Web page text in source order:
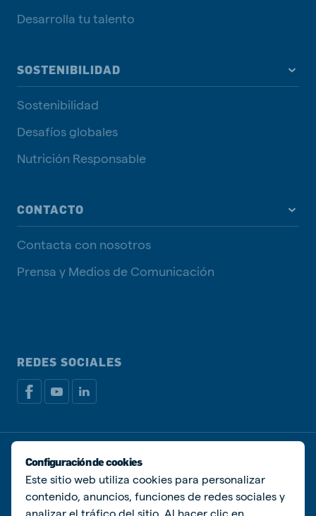
Desarrolla tu talento
SOSTENIBILIDAD
Sostenibilidad
Desafíos globales
Nutrición Responsable
CONTACTO
Contacta con nosotros
Prensa y Medios de Comunicación
REDES SOCIALES
Política de privacidadPolítica de Cookies
Administrar Cookies
© De Heus Animal Nutrition
Configuración de cookies
Este sitio web utiliza cookies para personalizar
contenido, anuncios, funciones de redes sociales y
analizar el tráfico del sitio. Al hacer clic en